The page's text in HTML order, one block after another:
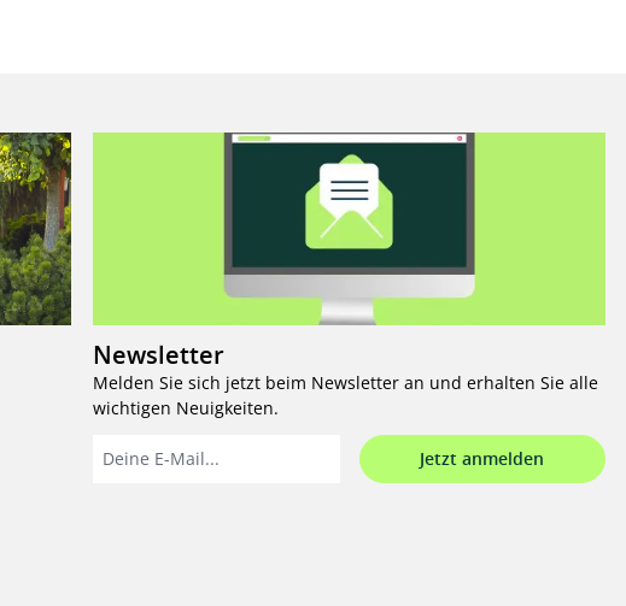
Newsletter
Melden Sie sich jetzt beim Newsletter an und erhalten Sie alle
wichtigen Neuigkeiten.
Jetzt anmelden